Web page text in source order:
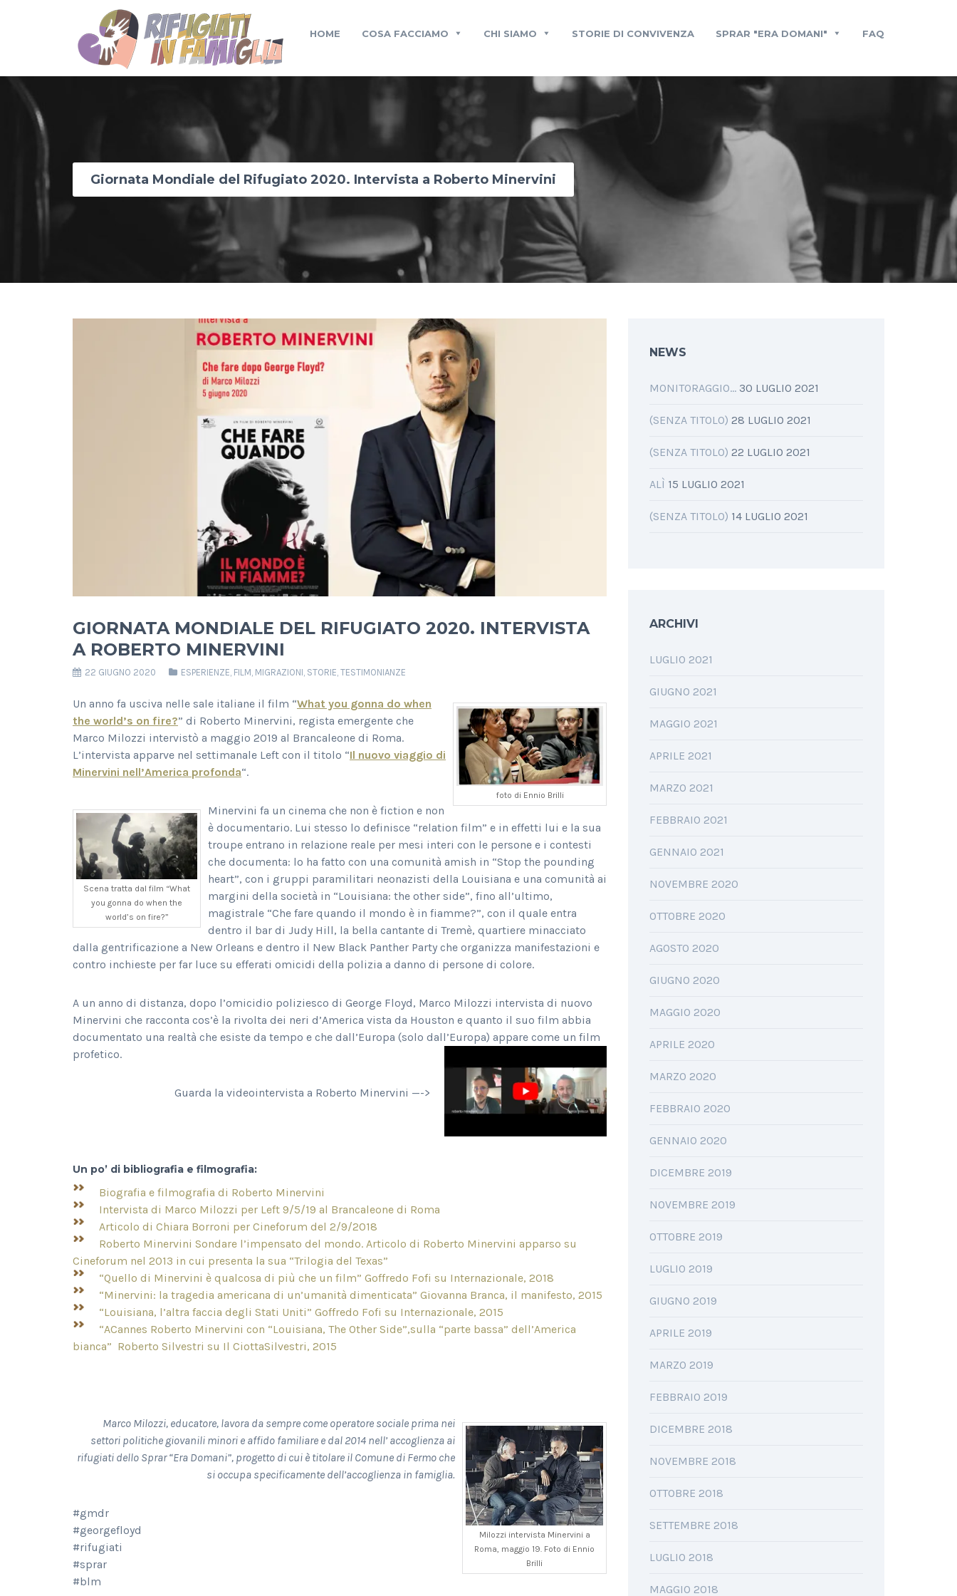
HOME COSA FACCIAMO CHI SIAMO STORIE DI CONVIVENZA SPRAR "ERA DOMANI" FAQ
Giornata Mondiale del Rifugiato 2020. Intervista a Roberto Minervini
GIORNATA MONDIALE DEL RIFUGIATO 2020. INTERVISTA
A ROBERTO MINERVINI
22 GIUGNO 2020 ESPERIENZE FILM MIGRAZIONI STORIE TESTIMONIANZE
foto di Ennio Brilli
Un anno fa usciva nelle sale italiane il film “What you gonna do when
the world’s on fire?” di Roberto Minervini, regista emergente che
Marco Milozzi intervistò a maggio 2019 al Brancaleone di Roma.
L’intervista apparve nel settimanale Left con il titolo “Il nuovo viaggio di
Minervini nell’America profonda“.
Scena tratta dal film “What
you gonna do when the
world’s on fire?”
Minervini fa un cinema che non è fiction e non
è documentario. Lui stesso lo definisce “relation film” e in effetti lui e la sua
troupe entrano in relazione reale per mesi interi con le persone e i contesti
che documenta: lo ha fatto con una comunità amish in “Stop the pounding
heart”, con i gruppi paramilitari neonazisti della Louisiana e una comunità ai
margini della società in “Louisiana: the other side”, fino all’ultimo,
magistrale “Che fare quando il mondo è in fiamme?”, con il quale entra
dentro il bar di Judy Hill, la bella cantante di Tremè, quartiere minacciato
dalla gentrificazione a New Orleans e dentro il New Black Panther Party che organizza manifestazioni e
contro inchieste per far luce su efferati omicidi della polizia a danno di persone di colore.
A un anno di distanza, dopo l’omicidio poliziesco di George Floyd, Marco Milozzi intervista di nuovo
Minervini che racconta cos’è la rivolta dei neri d’America vista da Houston e quanto il suo film abbia
documentato una realtà che esiste da tempo e che dall’Europa (solo dall’Europa) appare come un film
profetico.
Guarda la videointervista a Roberto Minervini —->
Un po’ di bibliografia e filmografia:
Biografia e filmografia di Roberto Minervini
Intervista di Marco Milozzi per Left 9/5/19 al Brancaleone di Roma
Articolo di Chiara Borroni per Cineforum del 2/9/2018
Roberto Minervini Sondare l’impensato del mondo. Articolo di Roberto Minervini apparso su
Cineforum nel 2013 in cui presenta la sua “Trilogia del Texas”
“Quello di Minervini è qualcosa di più che un film” Goffredo Fofi su Internazionale, 2018
“Minervini: la tragedia americana di un’umanità dimenticata” Giovanna Branca, il manifesto, 2015
“Louisiana, l’altra faccia degli Stati Uniti” Goffredo Fofi su Internazionale, 2015
“ACannes Roberto Minervini con “Louisiana, The Other Side”,sulla “parte bassa” dell’America
bianca” Roberto Silvestri su Il CiottaSilvestri, 2015
Milozzi intervista Minervini a
Roma, maggio 19. Foto di Ennio
Brilli
Marco Milozzi, educatore, lavora da sempre come operatore sociale prima nei
settori politiche giovanili minori e affido familiare e dal 2014 nell’ accoglienza ai
rifugiati dello Sprar “Era Domani”, progetto di cui è titolare il Comune di Fermo che
si occupa specificamente dell’accoglienza in famiglia.
#gmdr
#georgefloyd
#rifugiati
#sprar
#blm
NEWS
MONITORAGGIO… 30 LUGLIO 2021
(SENZA TITOLO) 28 LUGLIO 2021
(SENZA TITOLO) 22 LUGLIO 2021
ALÌ 15 LUGLIO 2021
(SENZA TITOLO) 14 LUGLIO 2021
ARCHIVI
LUGLIO 2021
GIUGNO 2021
MAGGIO 2021
APRILE 2021
MARZO 2021
FEBBRAIO 2021
GENNAIO 2021
NOVEMBRE 2020
OTTOBRE 2020
AGOSTO 2020
GIUGNO 2020
MAGGIO 2020
APRILE 2020
MARZO 2020
FEBBRAIO 2020
GENNAIO 2020
DICEMBRE 2019
NOVEMBRE 2019
OTTOBRE 2019
LUGLIO 2019
GIUGNO 2019
APRILE 2019
MARZO 2019
FEBBRAIO 2019
DICEMBRE 2018
NOVEMBRE 2018
OTTOBRE 2018
SETTEMBRE 2018
LUGLIO 2018
MAGGIO 2018